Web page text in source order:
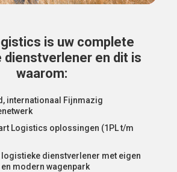
is uw complete
dienstverlener en dit is
waarom:
internationaal Fijnmazig
Logistics oplossingen (1PL t/m
logistieke dienstverlener met eigen
modern wagenpark